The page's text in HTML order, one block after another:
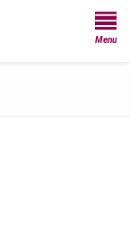
Menu